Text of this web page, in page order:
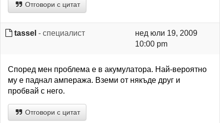
Отговори с цитат
tassel - специалист
нед юли 19, 2009
10:00 pm
Според мен проблема е в акумулатора. Най-вероятно
му е паднал ампеража. Вземи от някъде друг и
пробвай с него.
Отговори с цитат